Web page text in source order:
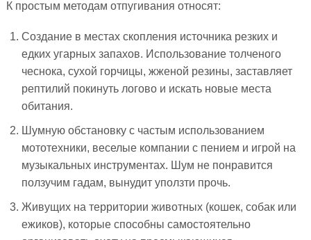
К простым методам отпугивания относят:
Создание в местах скопления источника резких и
едких угарных запахов. Использование толченого
чеснока, сухой горчицы, жженой резины, заставляет
рептилий покинуть логово и искать новые места
обитания.
Шумную обстановку с частым использованием
мототехники, веселые компании с пением и игрой на
музыкальных инструментах. Шум не понравится
ползучим гадам, вынудит уползти прочь.
Живущих на территории животных (кошек, собак или
ежиков), которые способны самостоятельно